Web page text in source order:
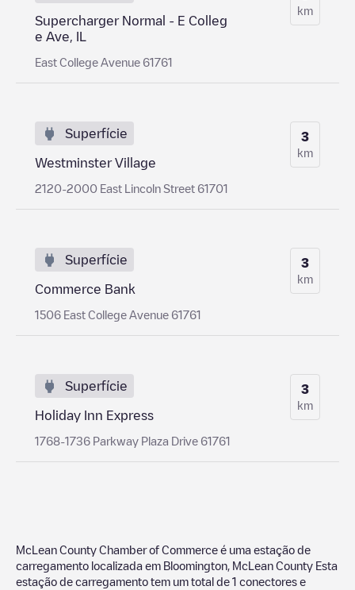
Supercharger Normal - E Colleg
e Ave, IL
East College Avenue 61761
km
Superfície
Westminster Village
2120-2000 East Lincoln Street 61701
3
km
Superfície
Commerce Bank
1506 East College Avenue 61761
3
km
Superfície
Holiday Inn Express
1768-1736 Parkway Plaza Drive 61761
3
km
McLean County Chamber of Commerce é uma estação de
carregamento localizada em Bloomington McLean County Esta
estação de carregamento tem um total de 1 conectores e